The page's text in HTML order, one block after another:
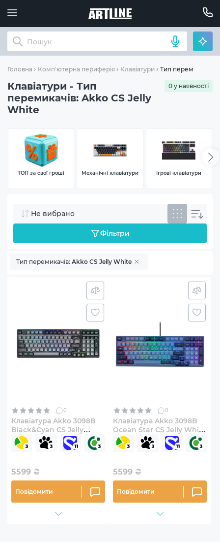
Головна Комп'ютерна периферія Клавіатури Тип перемикачів:
Клавіатури - Тип
перемикачів: Akko CS Jelly
White
0 у наявності
ТОП за свої гроші Механічні клавіатури Ігрові клавіатури
Не вибрано
Фільтри
Тип перемикачів: Akko CS Jelly White
0
Клавіатура Akko 3098B
Black&Cyan CS Jelly
White (6925758617635)
5599 ₴
Повідомити
0
Клавіатура Akko 3098B
Ocean Star CS Jelly White
(6925758615204)
5599 ₴
Повідомити